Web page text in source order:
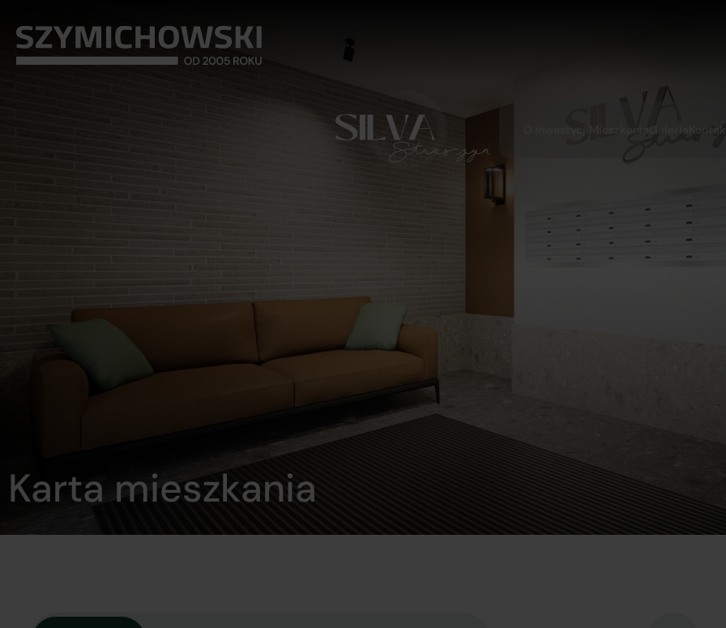
Mieszkania Galeria
Karta mieszkania